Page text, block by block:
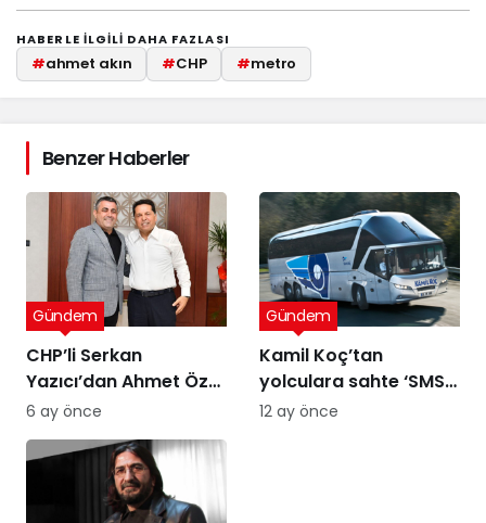
HABERLE ILGILI DAHA FAZLASI
#ahmet akın #CHP #metro
Benzer Haberler
CHP’li Serkan
Yazıcı’dan Ahmet Özer
kararına tepki: Bu bir
yargı değil, sandığı
tanımayan düzenin
Gündem
6 ay önce
Kamil Koç’tan
yolculara sahte ‘SMS’
uyarısı
Gündem
12 ay önce